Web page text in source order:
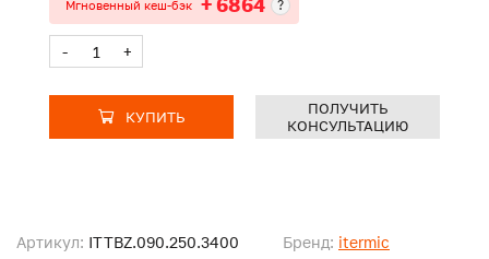
Артикул: ITTBZ.090.250.3400 Бренд: itermic
Мгновенный кеш-бэк ?
- +
КУПИТЬ
ПОЛУЧИТЬ
КОНСУЛЬТАЦИЮ